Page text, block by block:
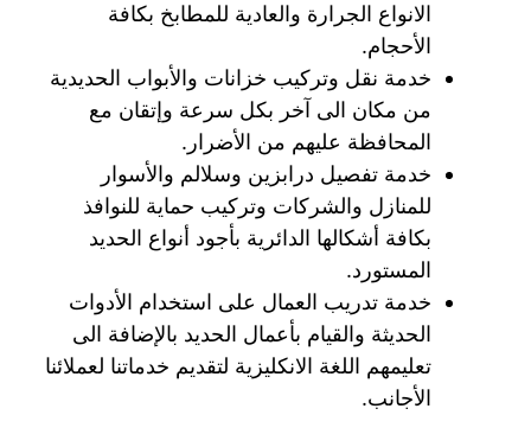
الانواع الجرارة والعادية للمطابخ بكافة
الأحجام.
خدمة نقل وتركيب خزانات والأبواب الحديدية
من مكان الى آخر بكل سرعة وإتقان مع
المحافظة عليهم من الأضرار.
خدمة تفصيل درابزين وسلالم والأسوار
للمنازل والشركات وتركيب حماية للنوافذ
بكافة أشكالها الدائرية بأجود أنواع الحديد
المستورد.
خدمة تدريب العمال على استخدام الأدوات
الحديثة والقيام بأعمال الحديد بالإضافة الى
تعليمهم اللغة الانكليزية لتقديم خدماتنا لعملائنا
الأجانب.